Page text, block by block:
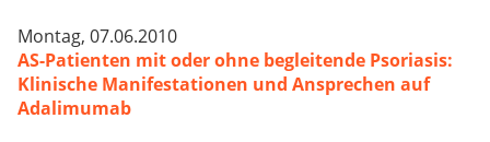
Montag, 07.06.2010
AS-Patienten mit oder ohne begleitende Psoriasis:
Klinische Manifestationen und Ansprechen auf
Adalimumab